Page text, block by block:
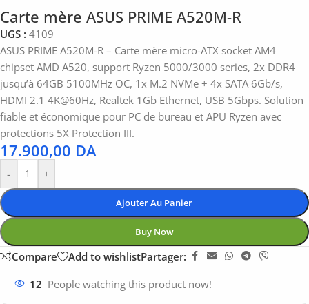
Carte mère ASUS PRIME A520M-R
UGS : 4109
ASUS PRIME A520M-R – Carte mère micro-ATX socket AM4
chipset AMD A520, support Ryzen 5000/3000 series, 2x DDR4
jusqu’à 64GB 5100MHz OC, 1x M.2 NVMe + 4x SATA 6Gb/s,
HDMI 2.1 4K@60Hz, Realtek 1Gb Ethernet, USB 5Gbps. Solution
fiable et économique pour PC de bureau et APU Ryzen avec
protections 5X Protection III.
17.900,00 DA
- +
Ajouter Au Panier
Buy Now
Compare Add to wishlistPartager:
12 People watching this product now!